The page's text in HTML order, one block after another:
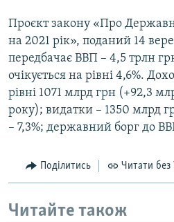
720p
Проєкт закону «Про
на 2021 рік», поданий 14
передбачає ВВП – 4,5 трлн
очікується на рівні 4,6%.
рівні 1071 млрд грн (+92,3
року); видатки – 1350 млрд
– 7,3%; державний борг до
Поділитись Читати без
Читайте також